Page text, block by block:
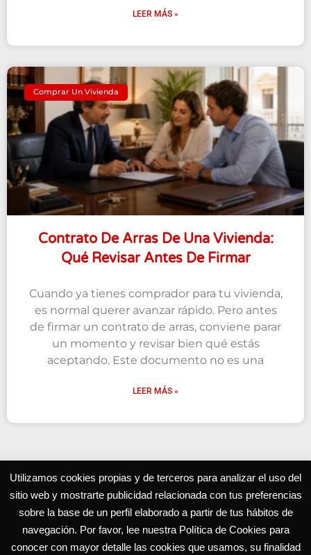
LEER MÁS »
Comprar Un Vivienda
Contrato De Arras De Una Vivienda:
Qué Revisar Antes De Firmar
Cuando ya tienes comprador para tu vivienda,
es normal querer avanzar rápido. Pero antes
de firmar un contrato de arras, conviene parar
un momento y revisar bien qué estás
aceptando. Este documento no es una
LEER MÁS »
Grupo Inmobiliario especialista en el mercado residencial
en Murcia
Utilizamos cookies propias y de terceros para analizar el uso del
sitio web y mostrarte publicidad relacionada con tus preferencias
sobre la base de un perfil elaborado a partir de tus hábitos de
navegación. Por favor, lee nuestra Política de Cookies para
conocer con mayor detalle las cookies que usamos, su finalidad